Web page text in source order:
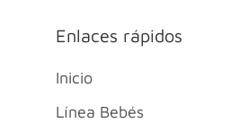
Enlaces rápidos
Inicio
Línea Bebés